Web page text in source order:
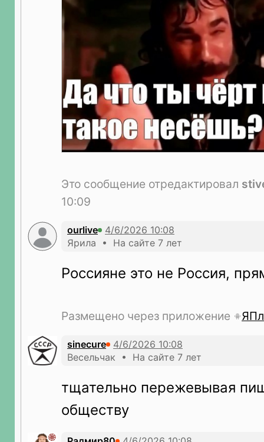
Это сообщение отредактировал
10:09
ourlive
Ярила • На сайте 7 лет
Россияне это не Россия,
Размещено через приложение
sinecure
Весельчак • На сайте 7 лет
тщательно пережевывая
обществу